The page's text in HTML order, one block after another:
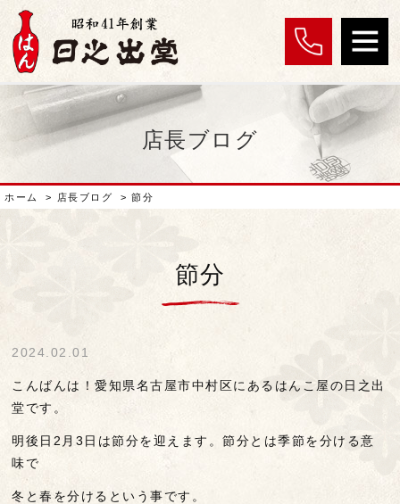
店長ブログ
ホーム > 店長ブログ > 節分
節分
2024.02.01
こんばんは！愛知県名古屋市中村区にあるはんこ屋の日之出
堂です。
明後日2月3日は節分を迎えます。節分とは季節を分ける意
味で
冬と春を分けるという事です。